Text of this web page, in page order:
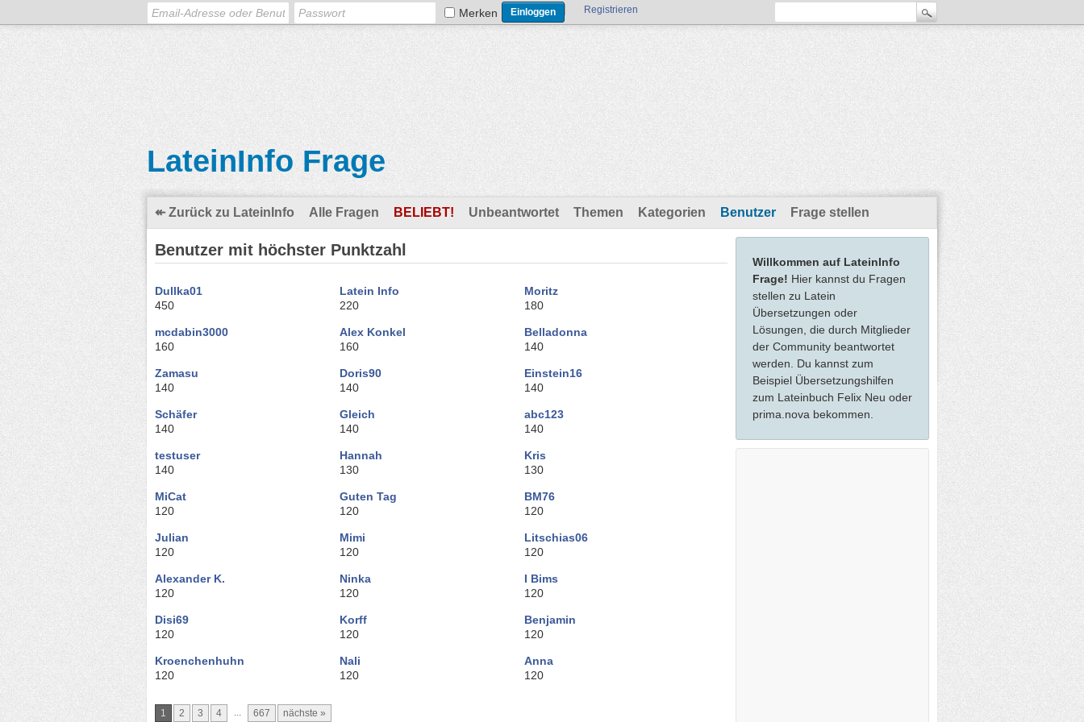
Merken Registrieren
LateinInfo Frage
↞ Zurück zu LateinInfo Alle Fragen BELIEBT! Unbeantwortet Themen Kategorien Benutzer Frage stellen
Willkommen auf LateinInfo
Frage! Hier kannst du Fragen
stellen zu Latein
Übersetzungen oder
Lösungen, die durch Mitglieder
der Community beantwortet
werden. Du kannst zum
Beispiel Übersetzungshilfen
zum Lateinbuch Felix Neu oder
prima.nova bekommen.
Benutzer mit höchster Punktzahl
Dullka01
450
Latein Info
220
Moritz
180
mcdabin3000
160
Alex Konkel
160
Belladonna
140
Zamasu
140
Doris90
140
Einstein16
140
Schäfer
140
Gleich
140
abc123
140
testuser
140
Hannah
130
Kris
130
MiCat
120
Guten Tag
120
BM76
120
Julian
120
Mimi
120
Litschias06
120
Alexander K.
120
Ninka
120
I Bims
120
Disi69
120
Korff
120
Benjamin
120
Kroenchenhuhn
120
Nali
120
Anna
120
1 2 3 4 ... 667 nächste »